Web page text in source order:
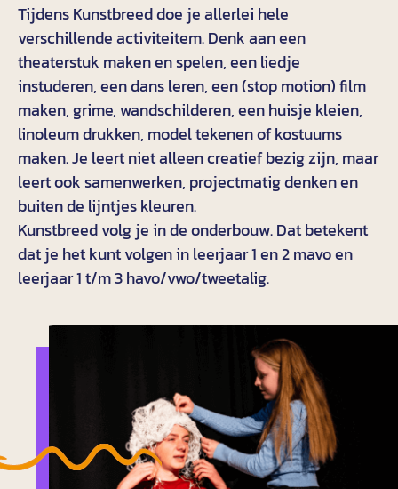
Tijdens Kunstbreed doe je allerlei hele
verschillende activiteitem. Denk aan een
theaterstuk maken en spelen, een liedje
instuderen, een dans leren,een (stop motion) film
maken,grime, wandschilderen,een huisje kleien,
linoleum drukken, model tekenenofkostuums
maken.Je leert niet alleen creatief bezig zijn, maar
leert ook samenwerken, projectmatig denken en
buiten de lijntjes kleuren.
Kunstbreedvolg je in de onderbouw. Dat betekent
dat je het kunt volgen in leerjaar 1 en 2mavoen
leerjaar 1 t/m 3 havo/vwo/tweetalig.